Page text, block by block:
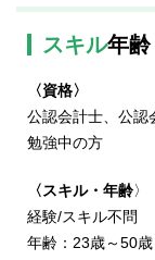
スキル年齢
〈資格〉
公認会計士、公認
勉強中の方
〈スキル・年齢〉
経験/スキル不問
年齢：23歳～50歳